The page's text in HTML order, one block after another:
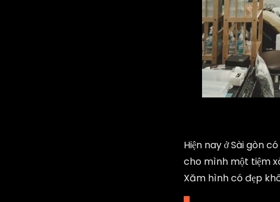
Hiện nay ở Sài gòn
cho mình một tiệm
Xăm hình có đẹp